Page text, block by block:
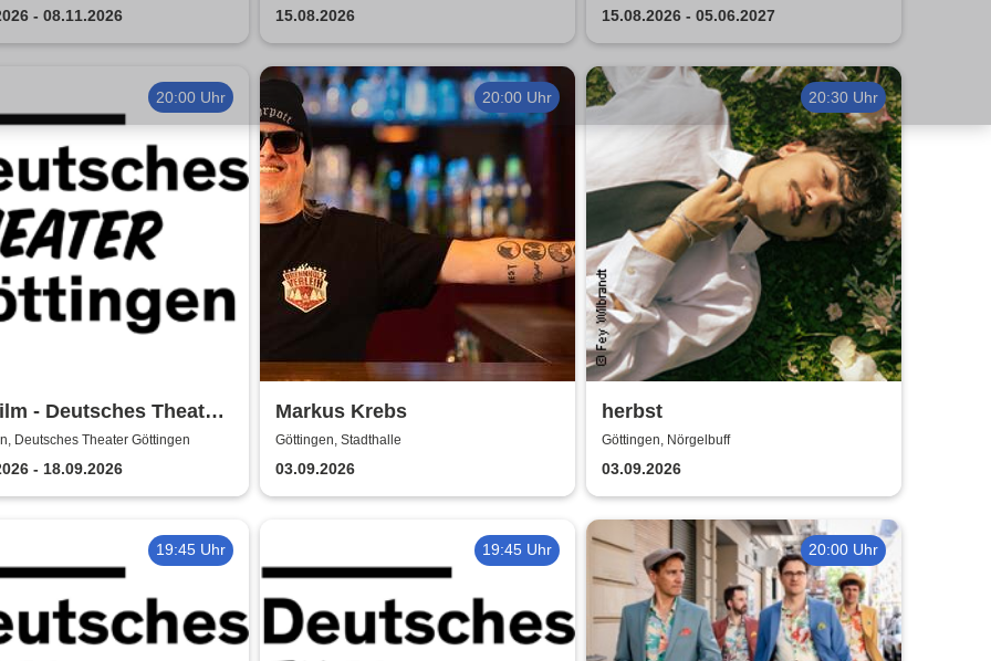
- 08.11.2026 15.08.2026 15.08.2026 - 05.06.2027
20:00 Uhr
- Deutsches Theater
Deutsches Theater Göttingen
- 18.09.2026
20:00 Uhr
Markus Krebs
Göttingen, Stadthalle
03.09.2026
20:30 Uhr
herbst
Göttingen, Nörgelbuff
03.09.2026
19:45 Uhr 19:45 Uhr 20:00 Uhr